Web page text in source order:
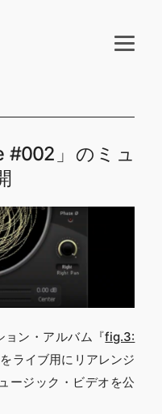
#002」のミュ
ョン・アルバム『fig.3:
ライブ用にリアレンジ
ージック・ビデオを公